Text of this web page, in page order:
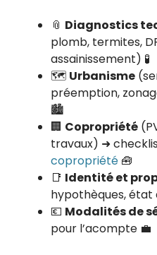
📎 Diagnostics
plomb, termites,
assainissement) 🧪
🗺️ Urbanisme
préemption,
🏙️
🏢 Copropriété
travaux) ➜
copropriété 🧰
📑 Identité et
hypothèques, état
💶 Modalités de
pour l’acompte 💼